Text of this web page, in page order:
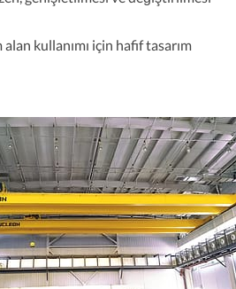
kullanımı için hafif tasarım